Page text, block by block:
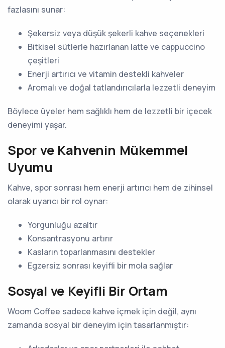
fazlasını sunar:
Şekersiz veya düşük şekerli kahve seçenekleri
Bitkisel sütlerle hazırlanan latte ve cappuccino
çeşitleri
Enerji artırıcı ve vitamin destekli kahveler
Aromalı ve doğal tatlandırıcılarla lezzetli deneyim
Böylece üyeler hem sağlıklı hem de lezzetli bir içecek
deneyimi yaşar.
Spor ve Kahvenin Mükemmel
Uyumu
Kahve, spor sonrası hem enerji artırıcı hem de zihinsel
olarak uyarıcı bir rol oynar:
Yorgunluğu azaltır
Konsantrasyonu artırır
Kasların toparlanmasını destekler
Egzersiz sonrası keyifli bir mola sağlar
Sosyal ve Keyifli Bir Ortam
Woom Coffee sadece kahve içmek için değil, aynı
zamanda sosyal bir deneyim için tasarlanmıştır: